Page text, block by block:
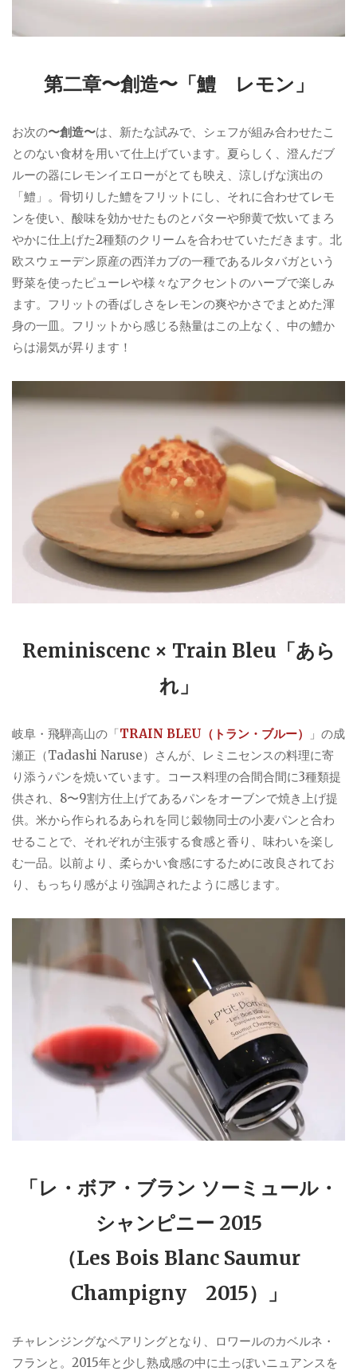
第二章〜創造〜「鱧 レモン」
お次の〜創造〜は、新たな試みで、シェフが組み合わせたこ
とのない食材を用いて仕上げています。夏らしく、澄んだブ
ルーの器にレモンイエローがとても映え、涼しげな演出の
「鱧」。骨切りした鱧をフリットにし、それに合わせてレモ
ンを使い、酸味を効かせたものとバターや卵黄で炊いてまろ
やかに仕上げた2種類のクリームを合わせていただきます。北
欧スウェーデン原産の西洋カブの一種であるルタバガという
野菜を使ったピューレや様々なアクセントのハーブで楽しみ
ます。フリットの香ばしさをレモンの爽やかさでまとめた渾
身の一皿。フリットから感じる熱量はこの上なく、中の鱧か
らは湯気が昇ります！
Reminiscenc × Train Bleu「あら
れ」
岐阜・飛騨高山の「TRAIN BLEU（トラン・ブルー）
」の成
瀬正（Tadashi Naruse）さんが、レミニセンスの料理に寄
り添うパンを焼いています。コース料理の合間合間に3種類提
供され、8〜9割方仕上げてあるパンをオーブンで焼き上げ提
供。米から作られるあられを同じ穀物同士の小麦パンと合わ
せることで、それぞれが主張する食感と香り、味わいを楽し
む一品。以前より、柔らかい食感にするために改良されてお
り、もっちり感がより強調されたように感じます。
「レ・ボア・ブラン ソーミュール・
シャンピニー 2015
（Les Bois Blanc Saumur
Champigny 2015）」
チャレンジングなペアリングとなり、ロワールのカベルネ・
フランと。2015年と少し熟成感の中に土っぽいニュアンスを